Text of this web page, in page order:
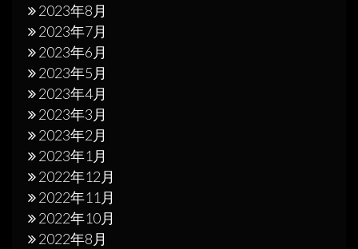
2023年8月
2023年7月
2023年6月
2023年5月
2023年4月
2023年3月
2023年2月
2023年1月
2022年12月
2022年11月
2022年10月
2022年8月